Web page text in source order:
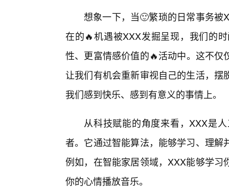
想象一下，当🙂繁琐的日常事务被
在的🔥机遇被XXX发掘呈现，我们的
性、更富情感价值的🔥活动中。这不
让我们有机会重新审视自己的生活，
我们感到快乐、感到有意义的事情上。
从科技赋能的角度来看，XXX是
者。它通过智能算法，能够学习、理
例如，在智能家居领域，XXX能够学
你的心情播放音乐。